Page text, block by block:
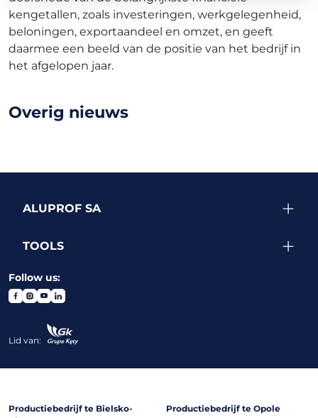
kengetallen, zoals investeringen, werkgelegenheid,
beloningen, exportaandeel en omzet, en geeft
daarmee een beeld van de positie van het bedrijf in
het afgelopen jaar.
Overig nieuws
ALUPROF SA
TOOLS
Follow us:
Lid van:
Productiebedrijf te Bielsko-
Productiebedrijf te Opole